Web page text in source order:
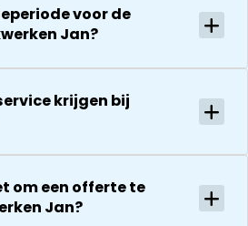
voor de
Jan?
krijgen bij
om een offerte te
Jan?